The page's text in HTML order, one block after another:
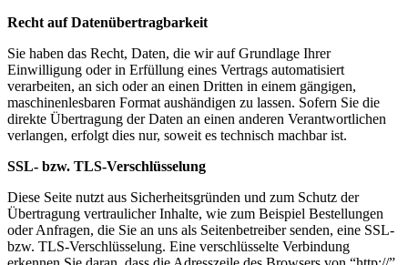
Recht auf Datenübertragbarkeit
Sie haben das Recht, Daten, die wir auf Grundlage Ihrer
Einwilligung oder in Erfüllung eines Vertrags automatisiert
verarbeiten, an sich oder an einen Dritten in einem gängigen,
maschinenlesbaren Format aushändigen zu lassen. Sofern Sie die
direkte Übertragung der Daten an einen anderen Verantwortlichen
verlangen, erfolgt dies nur, soweit es technisch machbar ist.
SSL- bzw. TLS-Verschlüsselung
Diese Seite nutzt aus Sicherheitsgründen und zum Schutz der
Übertragung vertraulicher Inhalte, wie zum Beispiel Bestellungen
oder Anfragen, die Sie an uns als Seitenbetreiber senden, eine SSL-
bzw. TLS-Verschlüsselung. Eine verschlüsselte Verbindung